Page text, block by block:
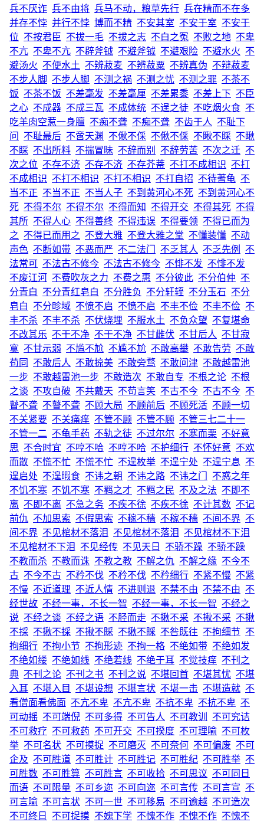
兵不厌诈 兵不由将 兵马不动，粮草先行 兵在精而不在多
并存不悖 并行不悖 博而不精 不安其室 不安于室 不安于
位 不按君臣 不拔一毛 不拔之志 不白之冤 不败之地 不卑
不亢 不卑不亢 不辟斧钺 不避斧钺 不避艰险 不避水火 不
避汤火 不便水土 不辨菽麦 不辨菽粟 不辨真伪 不辩菽麦
不步人脚 不步人脚 不测之祸 不测之忧 不测之罪 不茶不
饭 不茶不饭 不差毫发 不差毫厘 不差累黍 不差上下 不臣
之心 不成器 不成三瓦 不成体统 不逞之徒 不吃烟火食 不
吃羊肉空惹一身膻 不痴不聋 不痴不聋 不齿于人
不耻下
问
不耻最后 不啻天渊 不偢不倸 不偢不倸 不瞅不睬 不瞅
不睬 不出所料 不揣冒昧 不辞而别 不辞劳苦 不次之迁 不
次之位 不存不济 不存不济 不存芥蒂 不打不成相识 不打
不成相识 不打不相识 不打不相识 不打自招 不待蓍龟 不
当不正 不当不正 不当人子 不到黄河心不死 不到黄河心不
死 不得不尔 不得不尔 不得而知 不得开交 不得其死 不得
其所 不得人心 不得善终 不得违误 不得要领 不得已而为
之
不得已而用之 不登大雅 不登大雅之堂 不懂装懂 不动
声色 不断如带 不恶而严 不二法门 不乏其人 不乏先例
不
法常可 不法古不修今 不法古不修今 不悱不发 不悱不发
不废江河 不费吹灰之力 不费之惠 不分彼此 不分伯仲 不
分青白
不分青红皂白 不分胜负 不分轩轾 不分玉石 不分
皂白
不分畛域 不愤不启 不愤不启 不丰不俭 不丰不俭 不
丰不杀 不丰不杀 不伏烧埋 不服水土 不负众望 不复堪命
不改其乐 不干不净 不干不净 不甘雌伏 不甘后人
不甘寂
寞 不甘示弱 不尴不尬 不尴不尬 不敢高攀 不敢告劳 不敢
苟同
不敢后人 不敢掠美 不敢旁骛 不敢问津 不敢越雷池
一步 不敢越雷池一步 不敢造次 不敢自专 不根之论 不根
之谈 不攻自破 不共戴天 不苟言笑 不古不今 不古不今 不
瞽不聋 不瞽不聋 不顾大局 不顾前后 不顾死活 不顾一切
不关紧要 不关痛痒 不管不顾 不管不顾 不管三七二十一
不管一二 不龟手药 不轨之徒 不过尔尔 不寒而栗 不好意
思 不合时宜 不哼不哈 不哼不哈 不护细行 不怀好意 不欢
而散 不慌不忙 不慌不忙 不遑枚举 不遑宁处 不遑宁息 不
遑启处 不遑暇食 不讳之朝 不讳之路 不讳之门
不惑之年
不饥不寒 不饥不寒 不羁之才 不羁之民 不及之法 不即不
离 不即不离 不急之务 不疾不徐 不疾不徐 不计其数 不记
前仇 不加思索 不假思索 不稼不穑 不稼不穑 不间不界 不
间不界 不见棺材不落泪 不见棺材不落泪
不见棺材不下泪
不见棺材不下泪
不见经传 不见天日 不骄不躁 不骄不躁
不教而杀 不教而诛 不教之教 不解之仇 不解之缘 不今不
古 不今不古 不矜不伐 不矜不伐 不矜细行 不紧不慢 不紧
不慢 不近道理 不近人情 不进则退 不禁不由 不禁不由 不
经世故 不经一事，不长一智 不经一事，不长一智 不经之
说 不经之谈 不经之语 不胫而走 不揪不采 不揪不采 不揪
不採 不揪不採 不揪不睬 不揪不睬 不咎既往 不拘细节 不
拘细行 不拘小节 不拘形迹 不拘一格 不绝如带 不绝如发
不绝如缕 不绝如线 不绝若线 不绝于耳 不觉技痒 不刊之
典 不刊之论 不刊之书 不刊之说 不堪回首 不堪其忧 不堪
入耳 不堪入目 不堪设想 不堪言状 不堪一击 不堪造就 不
看僧面看佛面 不亢不卑 不亢不卑 不抗不卑 不抗不卑 不
可动摇 不可端倪 不可多得 不可告人 不可教训
不可究诘
不可救疗 不可救药 不可开交 不可揆度 不可理喻 不可枚
举 不可名状 不可摸捉 不可磨灭 不可奈何 不可偏废 不可
企及 不可胜道 不可胜计 不可胜记 不可胜纪 不可胜举 不
可胜数 不可胜算 不可胜言 不可收拾 不可思议 不可同日
而语 不可限量 不可乡迩 不可向迩 不可言传 不可言宣 不
可言喻 不可言状 不可一世 不可移易 不可逾越 不可造次
不可终日
不可捉摸 不媿下学 不愧不作 不愧不作 不愧不